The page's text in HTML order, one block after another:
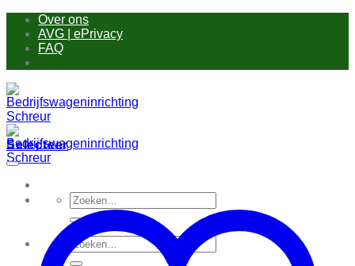
naar
inhoud
Over ons
AVG | ePrivacy
FAQ
Zoeken
naar:
Zoeken
naar:
Selecteer